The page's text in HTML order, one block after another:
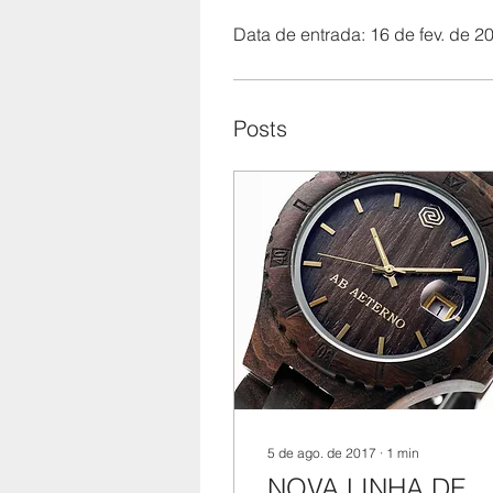
Data de entrada: 16 de fev. de
Posts
5 de ago. de 2017 ∙ 1 min